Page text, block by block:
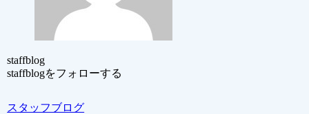
staffblog
staffblogをフォローする
スタッフブログ